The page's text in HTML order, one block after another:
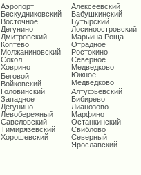
Аэропорт
Бескудниковский
Восточное
Дегунино
Дмитровский
Коптево
Молжаниновский
Сокол
Ховрино
Беговой
Войковский
Головинский
Западное
Дегунино
Левобережный
Савеловский
Тимирязевский
Хорошевский
Алексеевский
Бабушкинский
Бутырский
Лосиноостровский
Марьина Роща
Отрадное
Ростокино
Северное
Медведково
Южное
Медведково
Алтуфьевский
Бибирево
Лианозово
Марфино
Останкинский
Свиблово
Северный
Ярославский